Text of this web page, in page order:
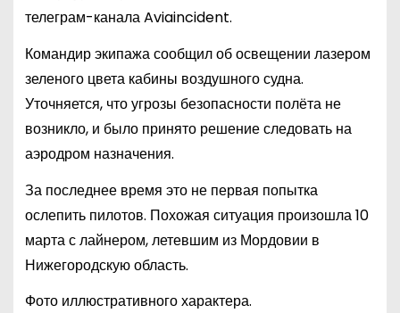
телеграм-канала Aviaincident.
Командир экипажа сообщил об освещении лазером
зеленого цвета кабины воздушного судна.
Уточняется, что угрозы безопасности полёта не
возникло, и было принято решение следовать на
аэродром назначения.
За последнее время это не первая попытка
ослепить пилотов. Похожая ситуация произошла 10
марта с лайнером, летевшим из Мордовии в
Нижегородскую область.
Фото иллюстративного характера.